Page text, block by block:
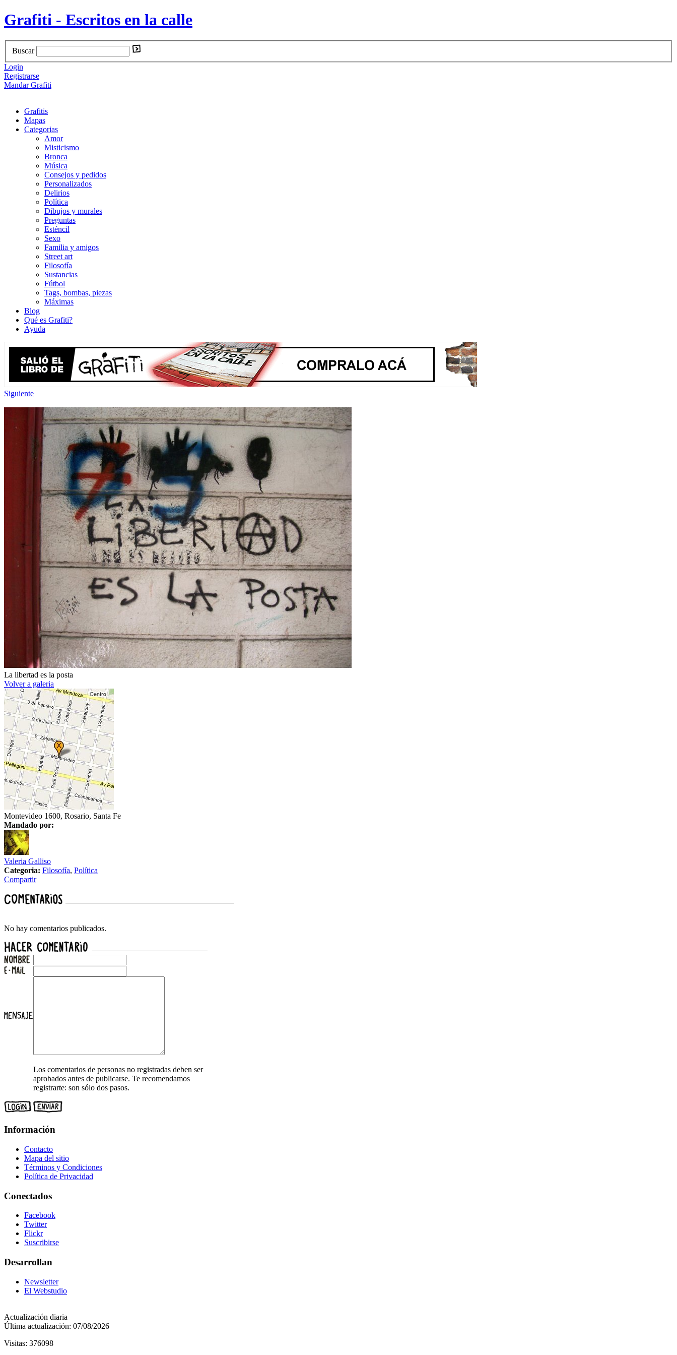
Grafiti - Escritos en la calle
Buscar
Login
Registrarse
Mandar Grafiti
Grafitis
Mapas
Categorias
Amor
Misticismo
Bronca
Música
Consejos y pedidos
Personalizados
Delirios
Política
Dibujos y murales
Preguntas
Esténcil
Sexo
Familia y amigos
Street art
Filosofía
Sustancias
Fútbol
Tags, bombas, piezas
Máximas
Blog
Qué es Grafiti?
Ayuda
Siguiente
La libertad es la posta
Volver a galeria
Montevideo 1600, Rosario, Santa Fe
Mandado por:
Valeria Galliso
Categoria: Filosofía, Política
Compartir
No hay comentarios publicados.
Los comentarios de personas no registradas deben ser
aprobados antes de publicarse. Te recomendamos
registrarte: son sólo dos pasos.
Información
Contacto
Mapa del sitio
Términos y Condiciones
Política de Privacidad
Conectados
Facebook
Twitter
Flickr
Suscribirse
Desarrollan
Newsletter
El Webstudio
Actualización diaria
Última actualización: 07/08/2026
Visitas: 376098